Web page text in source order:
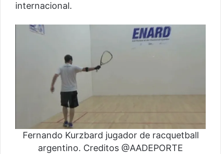
internacional.
Fernando Kurzbard jugador de racquetball
argentino. Creditos @AADEPORTE